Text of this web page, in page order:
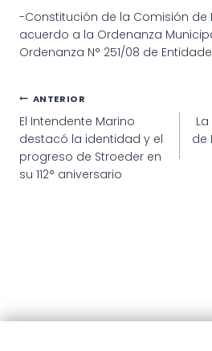
-Constitución de la Comisión de
acuerdo a la Ordenanza
Ordenanza N° 251/08 de
Navegación
de
entradas
ANTERIOR
El Intendente Marino
destacó la identidad y el
progreso de Stroeder en
su 112° aniversario
de